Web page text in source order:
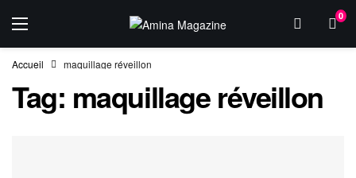
0
Accueil maquillage réveillon
Tag: maquillage réveillon